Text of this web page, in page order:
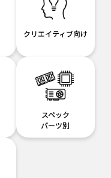
クリエイティブ向け
スペック
パーツ別